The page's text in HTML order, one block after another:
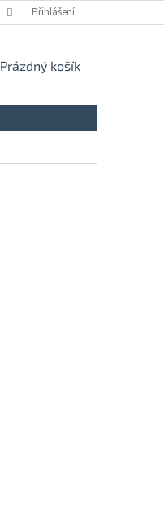
ZÁSADY ZPRACOVÁNÍ A
Přihlášení
NÁKUPNÍ
Prázdný košík